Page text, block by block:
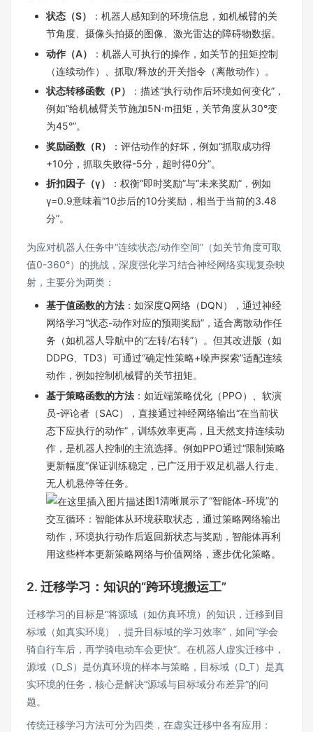
状态（S）
：机器人感知到的环境信息，如机械臂的关
节角度、摄像头拍摄的图像、激光雷达的障碍物数据。
动作（A）
：机器人可执行的操作，如关节的扭矩控制
（连续动作）、抓取/释放的开关指令（离散动作）。
状态转移函数（P）
：描述“执行动作后环境如何变化”，
例如“给机械臂关节施加5N·m扭矩，关节角度从30°变
为45°”。
奖励函数（R）
：评估动作的好坏，例如“抓取成功得
+10分，抓取失败得-5分，超时得0分”。
折扣因子（γ）
：权衡“即时奖励”与“未来奖励”，例如
γ=0.9意味着“10步后的10分奖励，相当于当前的3.48
分”。
为应对机器人任务中“连续状态/动作空间”（如关节角度可取
值0-360°）的挑战，深度强化学习结合神经网络实现复杂映
射，主要分为两类：
基于值函数的方法 ：如深度Q网络（DQN），通过神经
网络学习“状态-动作对应的预期奖励”，适合离散动作任
务（如机器人导航中的“左转/右转”）。但其改进版（如
DDPG、TD3）可通过“确定性策略+噪声探索”适配连续
动作，例如控制机械臂的关节扭矩。
基于策略函数的方法 ：如近端策略优化（PPO）、软演
员-评论者（SAC），直接通过神经网络输出“在当前状
态下应执行的动作”，训练效率更高，且天然支持连续动
作，是机器人控制的主流选择。例如PPO通过“限制策略
更新幅度”保证训练稳定，已广泛用于双足机器人行走、
无人机悬停等任务。
图1清晰展示了“智能体-环境”的
交互循环：智能体从环境获取状态，通过策略网络输出
动作，环境执行动作后返回新状态与奖励，智能体再利
用这些样本更新策略网络与价值网络，逐步优化策略。
2. 迁移学习：知识的“跨环境搬运工”
迁移学习的目标是“将源域（如仿真环境）的知识，迁移到目
标域（如真实环境），提升目标域的学习效率”，如同“学会
骑自行车后，再学骑电动车会更快”。在机器人虚实迁移中，
源域（D_S）是仿真环境的样本与策略，目标域（D_T）是真
实环境的任务，核心是解决“源域与目标域分布差异”的问
题。
传统迁移学习方法可分为四类，在虚实迁移中各有应用：